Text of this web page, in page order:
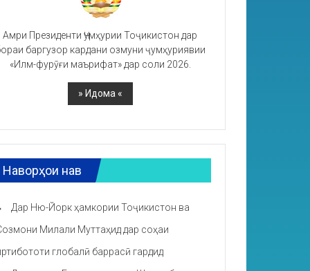
Амри Президенти Ҷумҳурии Тоҷикистон дар
баргузор кардани озмуни ҷумҳуриявии
«Илм-фурӯғи маърифат» дар соли 2026.
Наворҳои нав
Дар Ню-Йорк ҳамкории Тоҷикистон ва
Милали Муттаҳид дар соҳаи
глобалӣ баррасӣ гардид